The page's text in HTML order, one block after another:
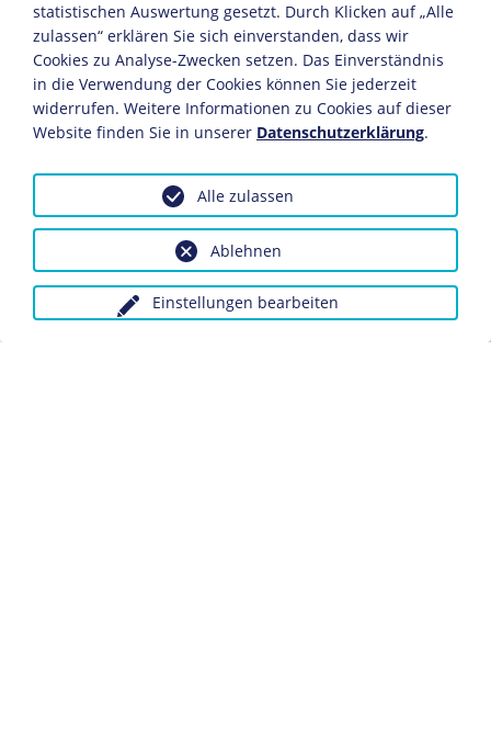
Berlin, 27. März 1943
Papier, Druck, handgeschrieben
10,5 x 14,9 cm
Bildnachweis: Deutsches Historisches Museum,
Berlin
Dieses Objekt ist eingebunden in folgende LeMO-Seite:
Reichsvereinigung der Juden in Deutschland
Anfragen wegen Bildvorlagen bitte unter Angabe des
statistischen Auswertung gesetzt. Durch Klicken auf „Alle
zulassen“ erklären Sie sich einverstanden, dass wir
Cookies zu Analyse-Zwecken setzen. Das Einverständnis
in die Verwendung der Cookies können Sie jederzeit
widerrufen. Weitere Informationen zu Cookies auf dieser
Website finden Sie in unserer Datenschutzerklärung.
Einstellungen bearbeiten
Ablehnen
Alle zulassen